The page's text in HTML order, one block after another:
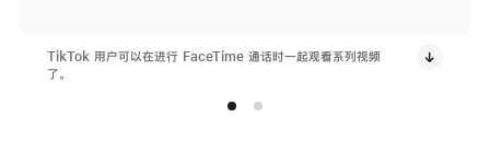
TikTok 用户可以在进行 FaceTime 通话时一起观看系列视频
了。